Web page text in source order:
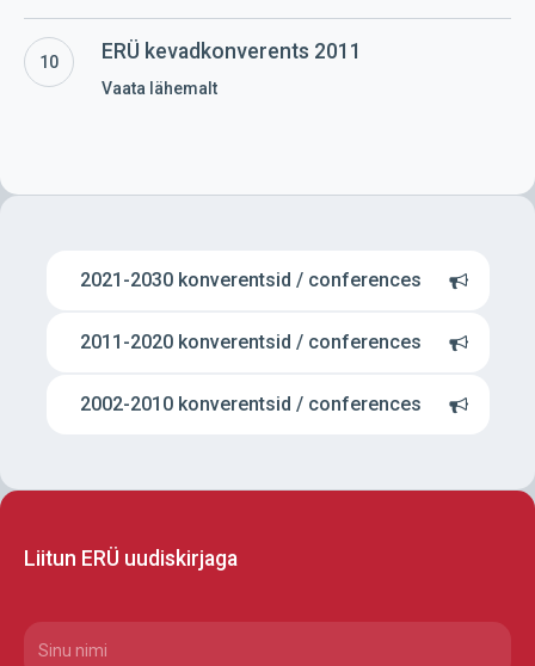
kevadkonverents
2011
ERÜ kevadkonverents 2011
Vaata lähemalt
2021-2030 konverentsid / conferences
2011-2020 konverentsid / conferences
2002-2010 konverentsid / conferences
Liitun ERÜ uudiskirjaga
Nimi(Required)